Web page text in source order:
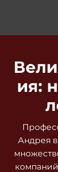
ия:
Андрея